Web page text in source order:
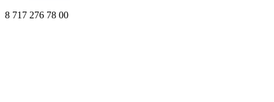
8 717 276 78 00